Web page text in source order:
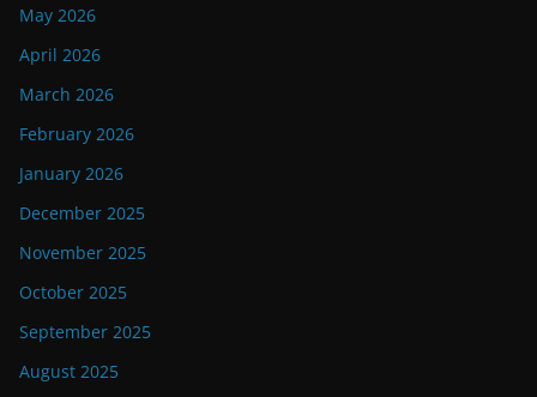
May 2026
April 2026
March 2026
February 2026
January 2026
December 2025
November 2025
October 2025
September 2025
August 2025